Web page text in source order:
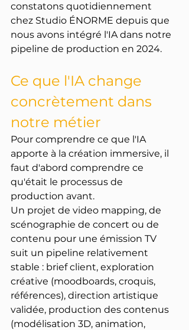
constatons quotidiennement
chez Studio ÉNORME depuis que
nous avons intégré l'IA dans notre
pipeline de production en 2024.
Ce que l'IA change
concrètement dans
notre métier
Pour comprendre ce que l'IA
apporte à la création immersive, il
faut d'abord comprendre ce
qu'était le processus de
production avant.
Un projet de video mapping, de
scénographie de concert ou de
contenu pour une émission TV
suit un pipeline relativement
stable : brief client, exploration
créative (moodboards, croquis,
références), direction artistique
validée, production des contenus
(modélisation 3D, animation,